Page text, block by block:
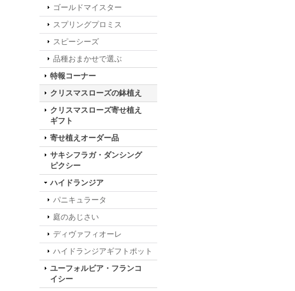
ゴールドマイスター
スプリングプロミス
スピーシーズ
品種おまかせで選ぶ
特報コーナー
クリスマスローズの鉢植え
クリスマスローズ寄せ植え
ギフト
寄せ植えオーダー品
サキシフラガ・ダンシング
ピクシー
ハイドランジア
パニキュラータ
庭のあじさい
ディヴァフィオーレ
ハイドランジアギフトポット
ユーフォルビア・フランコ
イシー